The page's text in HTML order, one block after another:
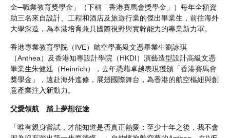
金─職業教育獎學金」（下稱「香港賽馬會獎學金」）每年全額資
助三名來自設計、工程和酒店及旅遊行業的傑出畢業生，前往海外
大學深造，為本港培育兼具國際視野與實幹能力的專業新力軍。
香港專業教育學院（IVE）航空學高級文憑畢業生劉詠琪
（Anthea）及香港知專設計學院（HKDI）演藝造型設計高級文憑
畢業生朱健廷（Heinrich），去年憑藉卓越表現獲頒「香港賽馬會
獎學金」，遠赴海外進修，展翅國際舞台，為香港的航空樞紐與創
意產業注入新動力。
父愛領航 踏上夢想征途
「唯有親身嘗試，才能知道是否真正熱愛；至少十年之後，我不會